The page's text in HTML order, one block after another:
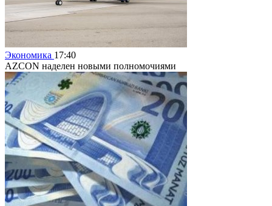
Экономика 17:40
AZCON наделен новыми полномочиями